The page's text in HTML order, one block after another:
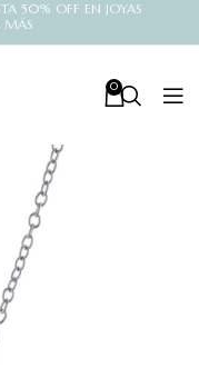
50% OFF EN JOYAS
MÁS
0